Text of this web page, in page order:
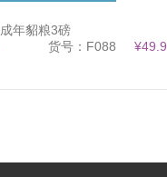
成年貂粮3磅
货号：F088